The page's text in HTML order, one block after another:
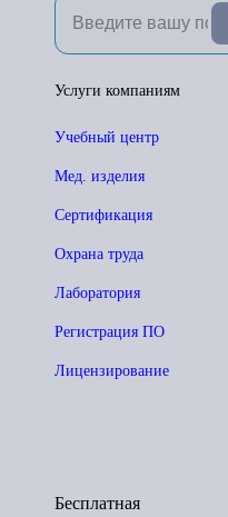
Услуги компаниям
Учебный центр
Мед. изделия
Сертификация
Охрана труда
Лаборатория
Регистрация ПО
Лицензирование
Бесплатная